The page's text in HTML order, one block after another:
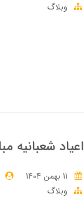
وبلاگ
اعیاد شعبانیه
وبلاگ